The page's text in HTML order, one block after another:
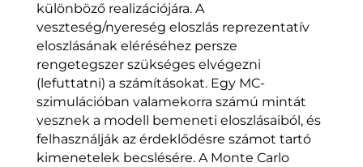
különböző realizációjára. A
veszteség/nyereség eloszlás reprezentatív
eloszlásának eléréséhez persze
rengetegszer szükséges elvégezni
(lefuttatni) a számításokat. Egy MC-
szimulációban valamekorra számú mintát
vesznek a modell bemeneti eloszlásaiból, és
felhasználják az érdeklődésre számot tartó
kimenetelek becslésére. A Monte Carlo